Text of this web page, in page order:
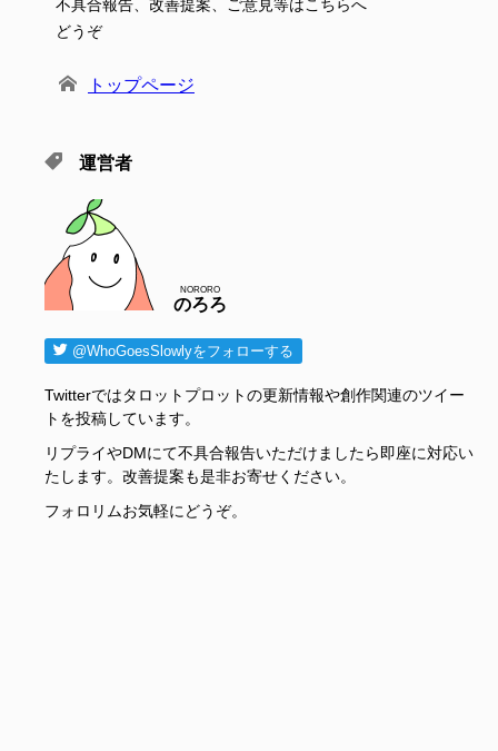
不具合報告、改善提案、ご意見等はこちらへ
どうぞ
トップページ
運営者
のろろ
NORORO
@WhoGoesSlowlyをフォローする
Twitterではタロットプロットの更新情報や創作関連のツイー
トを投稿しています。
リプライやDMにて不具合報告いただけましたら即座に対応い
たします。改善提案も是非お寄せください。
フォロリムお気軽にどうぞ。